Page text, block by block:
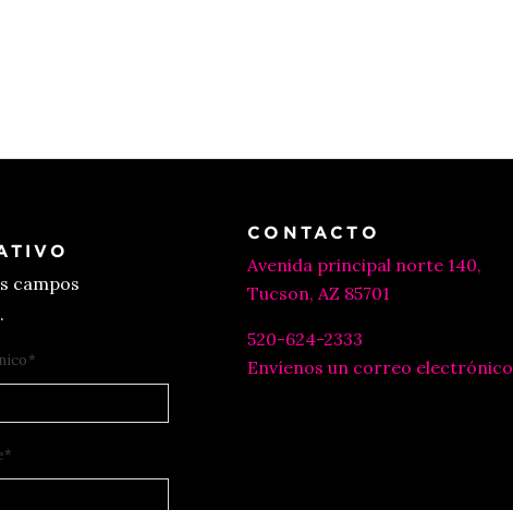
campos
*
*
CONTACTO
Avenida principal norte 140,
Tucson, AZ 85701
520-624-2333
Envíenos un correo electrónico